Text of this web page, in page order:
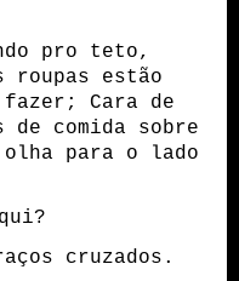
pro teto,
roupas estão
fazer; Cara de
de comida sobre
para o lado
cruzados.